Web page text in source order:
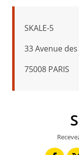
SKALE-5
33 Avenue
75008 PARIS